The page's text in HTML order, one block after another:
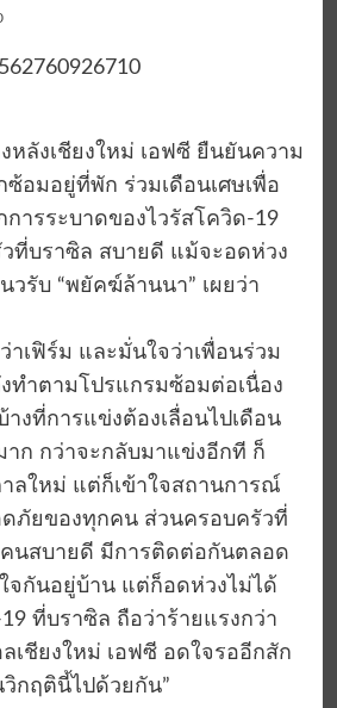
หลังเชียงใหม่ เอฟซี ยืนยันความ
ซ้อมอยู่ที่พัก ร่วมเดือนเศษเพื่อ
ารระบาดของไวรัสโควิด-19
ที่บราซิล สบายดี แม้จะอดห่วง
วรับ “พยัคฆ์ล้านนา” เผยว่า
าเฟิร์ม และมั่นใจว่าเพื่อนร่วม
ทำตามโปรแกรมซ้อมต่อเนื่อง
งที่การแข่งต้องเลื่อนไปเดือน
าก กว่าจะกลับมาแข่งอีกที ก็
ลใหม่ แต่ก็เข้าใจสถานการณ์
ภัยของทุกคน ส่วนครอบครัวที่
นสบายดี มีการติดต่อกันตลอด
จกันอยู่บ้าน แต่ก็อดห่วงไม่ได้
ที่บราซิล ถือว่าร้ายแรงกว่า
เชียงใหม่ เอฟซี อดใจรออีกสัก
กฤตินี้ไปด้วยกัน”